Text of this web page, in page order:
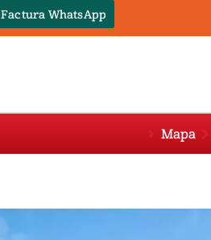
Factura WhatsApp
Mapa